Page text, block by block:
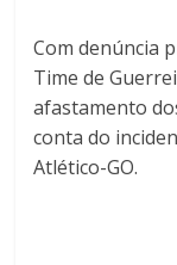
Com denúncia
Time de
afastamento
conta do
Atlético-GO.